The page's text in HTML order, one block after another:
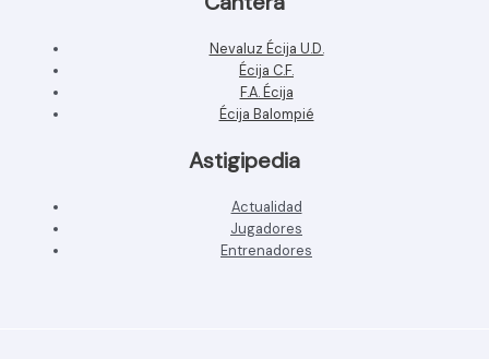
Nevaluz Écija U.D.
Écija C.F.
F.A. Écija
Écija Balompié
Astigipedia
Actualidad
Jugadores
Entrenadores